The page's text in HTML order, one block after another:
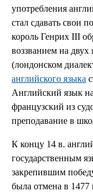
употребления
стал сдавать свои
король Генрих III
воззванием на
(лондонском
английского языка
Английский язык
французский из
преподавание в
К концу 14 в.
государственным
закрепившим
была отмена в 1477